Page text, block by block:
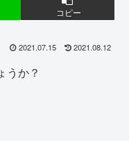
コピー
2021.07.15 2021.08.12
うか？